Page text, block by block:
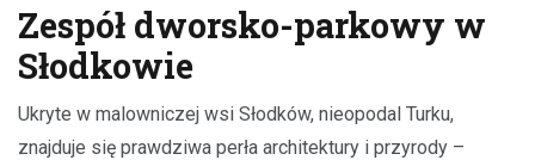
Zespół dworsko-parkowy w
Słodkowie
Ukryte w malowniczej wsi Słodków, nieopodal Turku,
znajduje się prawdziwa perła architektury i przyrody –